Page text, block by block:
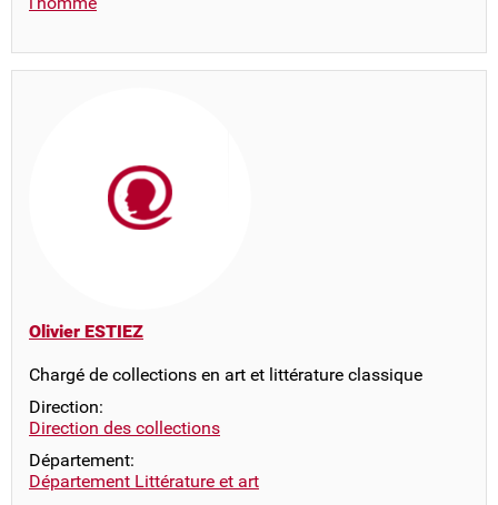
Olivier ESTIEZ
Chargé de collections en art et littérature classique
Direction:
Direction des collections
Département:
Département Littérature et art